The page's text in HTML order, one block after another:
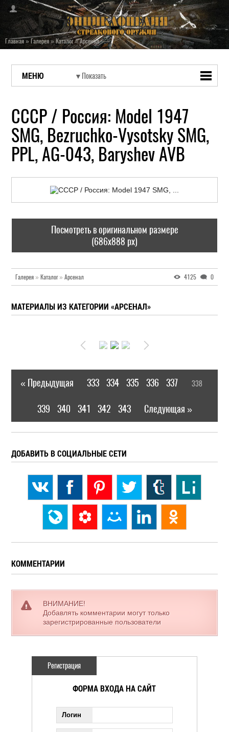
Главная»Галерея»Каталог»Арсенал
МЕНЮ
СССР / Россия: Model 1947
SMG, Bezruchko-Vysotsky SMG,
PPL, AG-043, Baryshev AVB
Посмотреть в оригинальном размере
(686x888 px)
Галерея » Каталог» Арсенал 4125 0
МАТЕРИАЛЫ ИЗ КАТЕГОРИИ «АРСЕНАЛ»
« Предыдущая 333 334 335 336 337 338
339 340 341 342 343 Следующая »
ДОБАВИТЬ В СОЦИАЛЬНЫЕ СЕТИ
КОММЕНТАРИИ
ВНИМАНИЕ!
Добавлять комментарии могут только
зарегистрированные пользователи
Регистрация
ФОРМА ВХОДА НА САЙТ
Логин